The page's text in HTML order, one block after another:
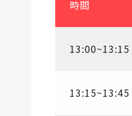
時間
13:00~13:15
13:15~13:45